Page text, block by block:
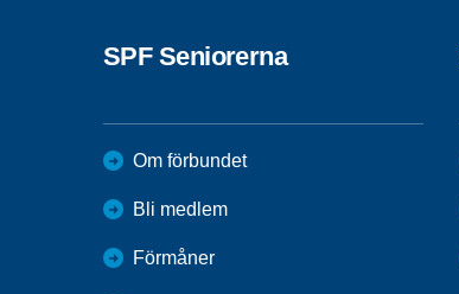
SPF Seniorerna
Om förbundet
Bli medlem
Förmåner